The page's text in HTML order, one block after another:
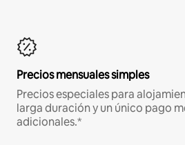
Precios mensuales simples
Precios especiales para
larga duración y un único pago
adicionales.*